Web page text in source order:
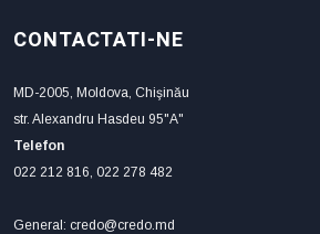
CONTACTATI-NE
MD-2005, Moldova, Chişinău
str. Alexandru Hasdeu 95"A"
Telefon
022 212 816, 022 278 482
General: credo@credo.md